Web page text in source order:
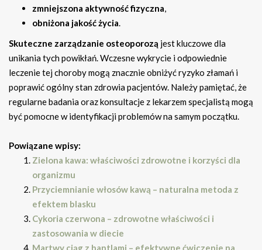
zmniejszona aktywność fizyczna,
obniżona jakość życia.
Skuteczne zarządzanie osteoporozą jest kluczowe dla
unikania tych powikłań. Wczesne wykrycie i odpowiednie
leczenie tej choroby mogą znacznie obniżyć ryzyko złamań i
poprawić ogólny stan zdrowia pacjentów. Należy pamiętać, że
regularne badania oraz konsultacje z lekarzem specjalistą mogą
być pomocne w identyfikacji problemów na samym początku.
Powiązane wpisy:
Zielona kawa: właściwości zdrowotne i korzyści dla
organizmu
Przyciemnianie włosów kawą – naturalna metoda z
efektem blasku
Cykoria czerwona – zdrowotne właściwości i
zastosowania w diecie
Martwy ciąg z hantlami – efektywne ćwiczenie na